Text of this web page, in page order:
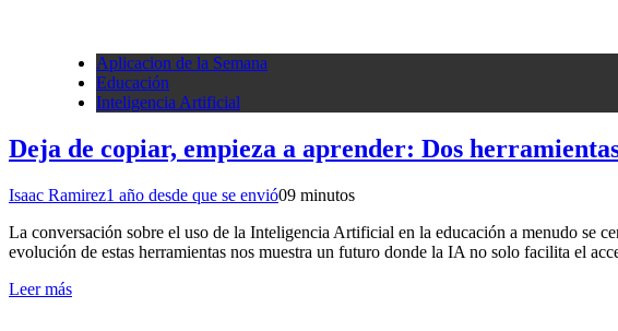
Aplicacion de la Semana
Educación
Inteligencia Artificial
Deja de copiar, empieza a aprender: Dos
Isaac Ramirez1 año desde que se envió09 minutos
La conversación sobre el uso de la Inteligencia Artificial en la educación a menudo se
evolución de estas herramientas nos muestra un futuro donde la IA no solo facilita el
Leer más